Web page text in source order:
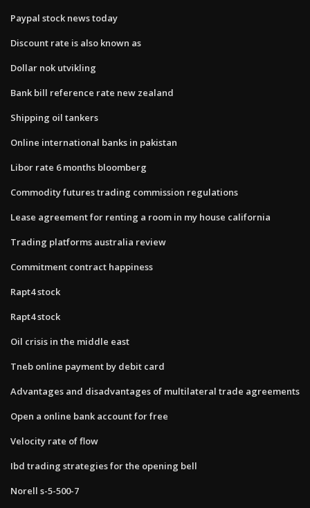
Paypal stock news today
Discount rate is also known as
Dollar nok utvikling
Bank bill reference rate new zealand
Shipping oil tankers
Online international banks in pakistan
Libor rate 6 months bloomberg
Commodity futures trading commission regulations
Lease agreement for renting a room in my house california
Trading platforms australia review
Commitment contract happiness
Rapt4 stock
Rapt4 stock
Oil crisis in the middle east
Tneb online payment by debit card
Advantages and disadvantages of multilateral trade agreements
Open a online bank account for free
Velocity rate of flow
Ibd trading strategies for the opening bell
Norell s-5-500-7